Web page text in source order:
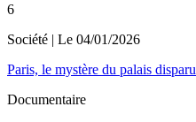
6
Société | Le 04/01/2026
Paris, le mystère du palais disparu
Documentaire